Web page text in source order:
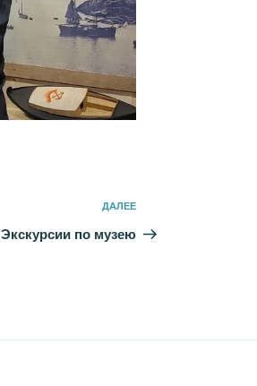
Следующая
запись
ДАЛЕЕ
Экскурсии по музею